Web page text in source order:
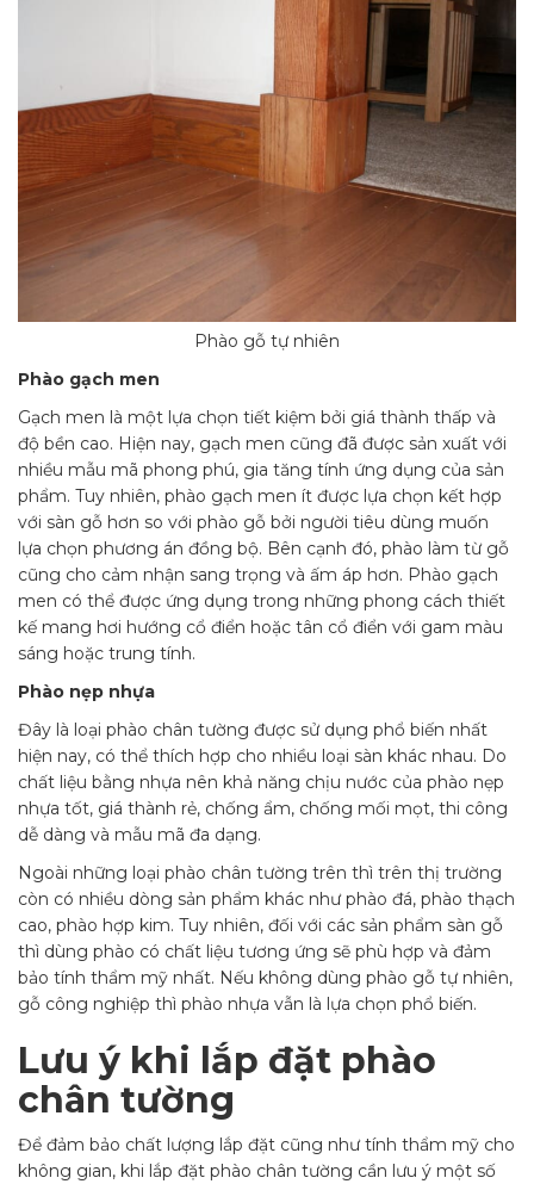
Phào gỗ tự nhiên
Phào gạch men
Gạch men là một lựa chọn tiết kiệm bởi giá thành thấp và
độ bền cao. Hiện nay, gạch men cũng đã được sản xuất với
nhiều mẫu mã phong phú, gia tăng tính ứng dụng của sản
phẩm. Tuy nhiên, phào gạch men ít được lựa chọn kết hợp
với sàn gỗ hơn so với phào gỗ bởi người tiêu dùng muốn
lựa chọn phương án đồng bộ. Bên cạnh đó, phào làm từ gỗ
cũng cho cảm nhận sang trọng và ấm áp hơn. Phào gạch
men có thể được ứng dụng trong những phong cách thiết
kế mang hơi hướng cổ điển hoặc tân cổ điển với gam màu
sáng hoặc trung tính.
Phào nẹp nhựa
Đây là loại phào chân tường được sử dụng phổ biến nhất
hiện nay, có thể thích hợp cho nhiều loại sàn khác nhau. Do
chất liệu bằng nhựa nên khả năng chịu nước của phào nẹp
nhựa tốt, giá thành rẻ, chống ẩm, chống mối mọt, thi công
dễ dàng và mẫu mã đa dạng.
Ngoài những loại phào chân tường trên thì trên thị trường
còn có nhiều dòng sản phẩm khác như phào đá, phào thạch
cao, phào hợp kim. Tuy nhiên, đối với các sản phẩm sàn gỗ
thì dùng phào có chất liệu tương ứng sẽ phù hợp và đảm
bảo tính thẩm mỹ nhất. Nếu không dùng phào gỗ tự nhiên,
gỗ công nghiệp thì phào nhựa vẫn là lựa chọn phổ biến.
Lưu ý khi lắp đặt phào
chân tường
Để đảm bảo chất lượng lắp đặt cũng như tính thẩm mỹ cho
không gian, khi lắp đặt phào chân tường cần lưu ý một số